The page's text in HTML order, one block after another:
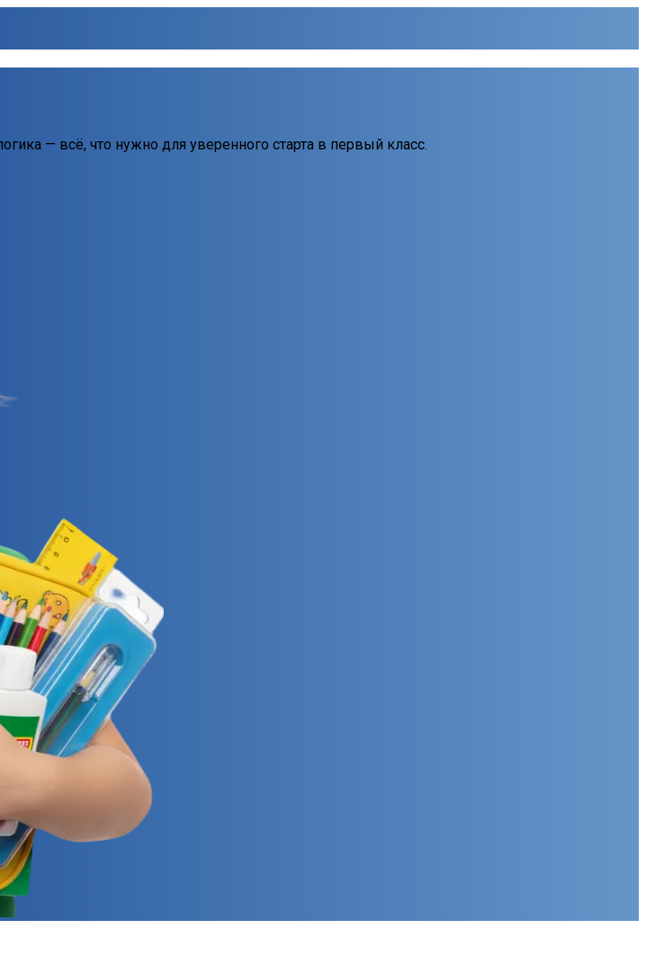
— всё, что нужно для уверенного старта в первый класс.